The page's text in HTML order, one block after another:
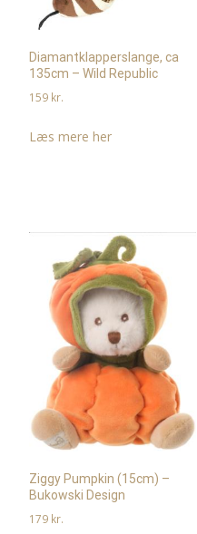
Diamantklapperslange, ca
135cm – Wild Republic
159 kr.
Læs mere her
Ziggy Pumpkin (15cm) –
Bukowski Design
179 kr.